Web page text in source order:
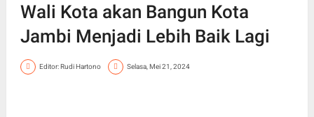
Wali Kota akan Bangun Kota
Jambi Menjadi Lebih Baik Lagi
Editor: Rudi Hartono Selasa, Mei 21, 2024